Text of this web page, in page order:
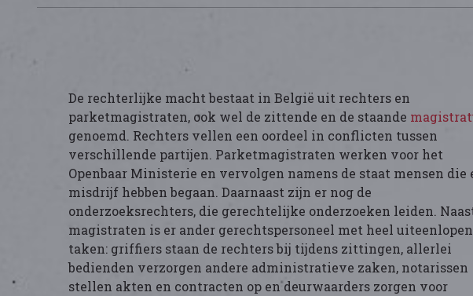
De rechterlijke macht bestaat in België uit rechters en
parketmagistraten, ook wel de zittende en de staande
genoemd. Rechters vellen een oordeel in conflicten tussen
verschillende partijen. Parketmagistraten werken voor het
Openbaar Ministerie en vervolgen namens de staat mensen die
misdrijf hebben begaan. Daarnaast zijn er nog de
onderzoeksrechters, die gerechtelijke onderzoeken leiden.
magistraten is er ander gerechtspersoneel met heel
taken: griffiers staan de rechters bij tijdens zittingen, allerlei
bedienden verzorgen andere administratieve zaken, notarissen
stellen akten en contracten op en deurwaarders zorgen voor